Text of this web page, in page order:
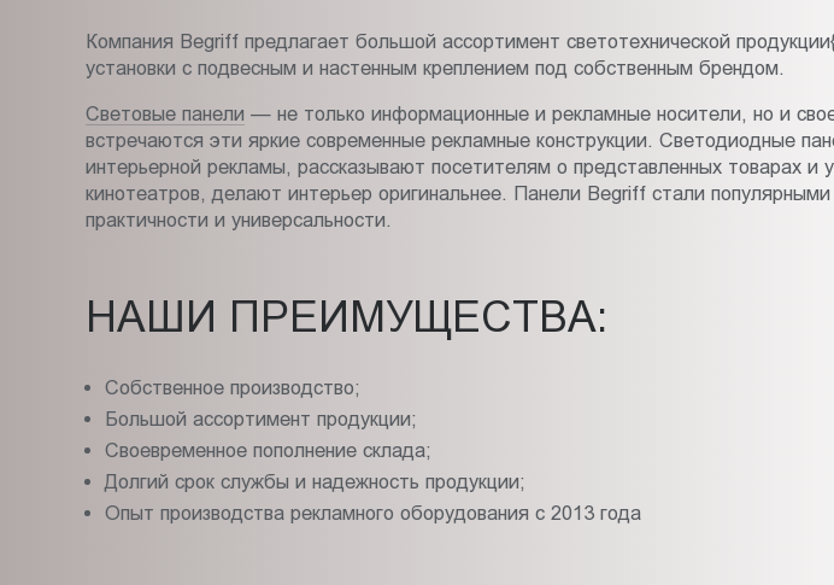
Компания Begriff предлагает большой ассортимент светотехнической
установки с подвесным и настенным креплением под собственным брендом.
Световые панели — не только информационные и рекламные носители, но и
встречаются эти яркие современные рекламные конструкции. Светодиодные
интерьерной рекламы, рассказывают посетителям о представленных товарах
кинотеатров, делают интерьер оригинальнее. Панели Begriff стали
практичности и универсальности.
НАШИ ПРЕИМУЩЕСТВА:
Собственное производство;
Большой ассортимент продукции;
Своевременное пополнение склада;
Долгий срок службы и надежность продукции;
Опыт производства рекламного оборудования с 2013 года